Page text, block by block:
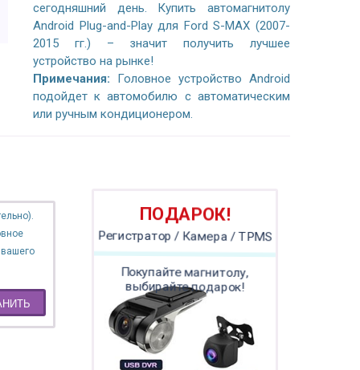
сегодняшний день. Купить автомагнитолу
Android Plug-and-Play для Ford S-MAX (2007-
2015 гг.) – значит получить лучшее
устройство на рынке!
Примечания: Головное устройство Android
подойдет к автомобилю с автоматическим
или ручным кондиционером.
ПОДАРОК!
Регистратор / Камера / TPMS
Покупайте магнитолу,
выбирайте подарок!